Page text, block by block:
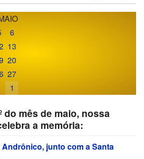
6
13
20
27
1
do mês de maio, nossa
a memória:
junto com a Santa